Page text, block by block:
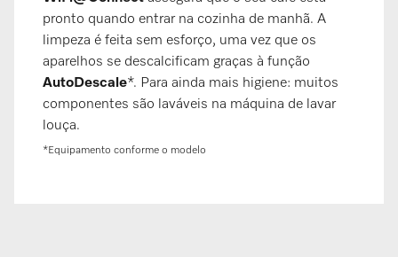
pronto quando entrar na cozinha de manhã. A
limpeza é feita sem esforço, uma vez que os
aparelhos se descalcificam graças à função
AutoDescale*. Para ainda mais higiene: muitos
componentes são laváveis na máquina de lavar
louça.
*Equipamento conforme o modelo